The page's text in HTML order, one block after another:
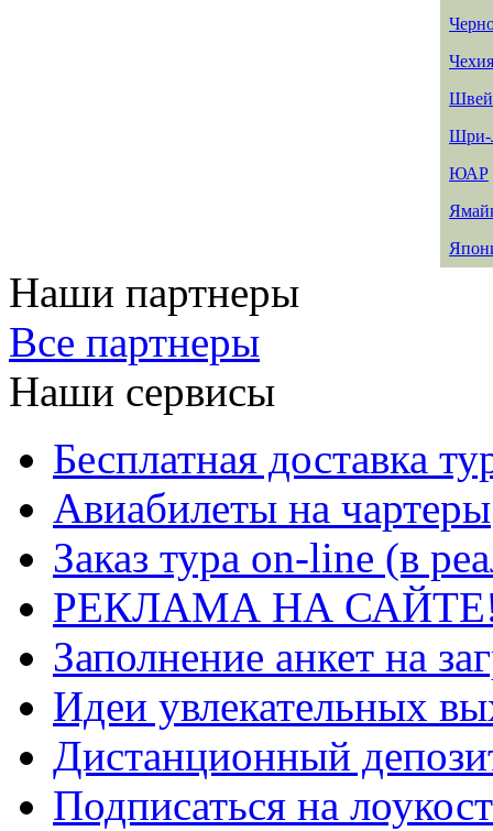
Чехия
Шри-
ЮАР
Наши партнеры
Все партнеры
Наши сервисы
Бесплатная доставка
Авиабилеты на чартеры
Заказ тура on-line (в
РЕКЛАМА НА
Заполнение анкет на
Идеи увлекательных
Дистанционный
Подписаться на